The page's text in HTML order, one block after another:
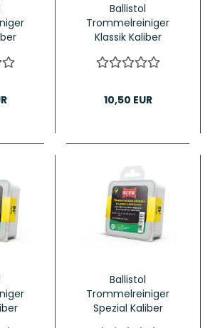
Ballistol
Trommelreiniger
Klassik Kaliber
10,50 EUR
Ballistol
Trommelreiniger
Spezial Kaliber